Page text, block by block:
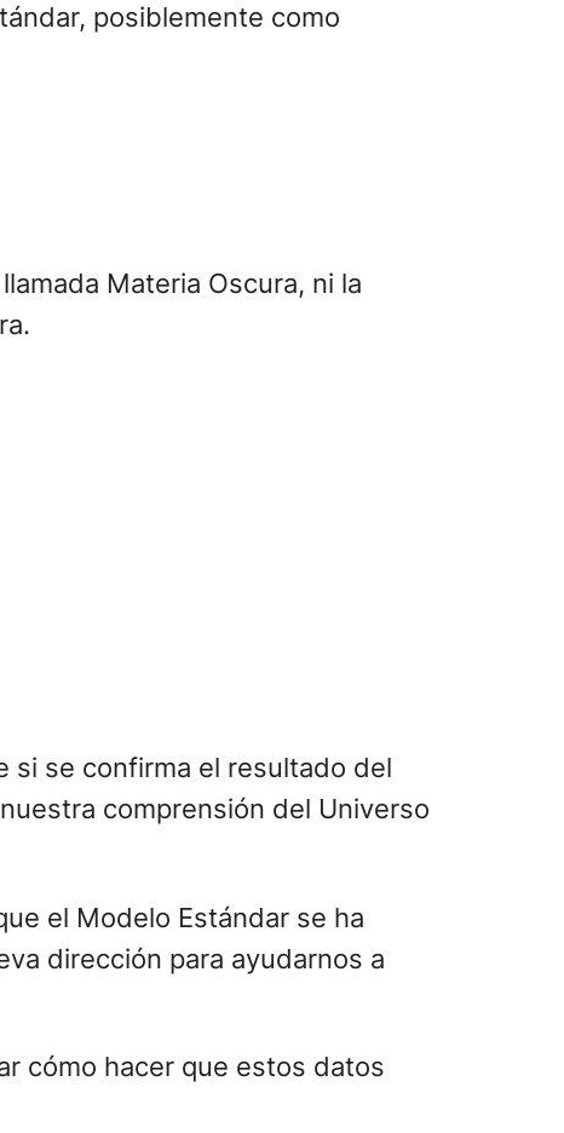
posiblemente como
Materia Oscura, ni la
si se confirma el resultado del
comprensión del Universo
el Modelo Estándar se ha
dirección para ayudarnos a
cómo hacer que estos datos